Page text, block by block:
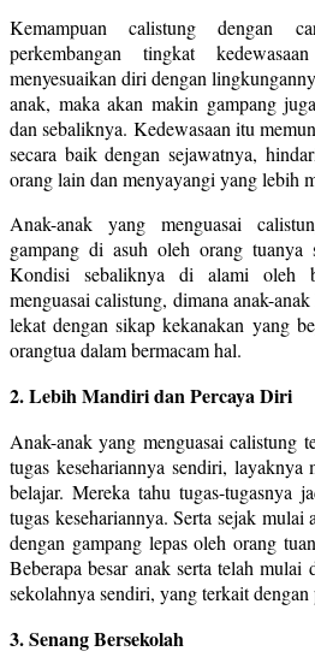
Kemampuan calistung dengan
perkembangan tingkat
menyesuaikan diri dengan
anak, maka akan makin gampang
dan sebaliknya. Kedewasaan itu
secara baik dengan sejawatnya,
orang lain dan menyayangi yang lebih
Anak-anak yang menguasai
gampang di asuh oleh orang tuanya
Kondisi sebaliknya di alami oleh
menguasai calistung, dimana anak-
lekat dengan sikap kekanakan yang
orangtua dalam bermacam hal.
2. Lebih Mandiri dan Percaya Diri
Anak-anak yang menguasai calistung
tugas kesehariannya sendiri, layaknya
belajar. Mereka tahu tugas-tugasnya
tugas kesehariannya. Serta sejak mulai
dengan gampang lepas oleh orang
Beberapa besar anak serta telah mulai
sekolahnya sendiri, yang terkait dengan
3. Senang Bersekolah